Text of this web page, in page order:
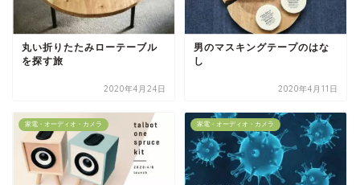
丸い折りたたみローテーブル
を探す旅
2020年4月24日
男のマスキングテープのはな
し
2020年4月11日
家電・オーディオ・カメラ 家電・オーディオ・カメラ